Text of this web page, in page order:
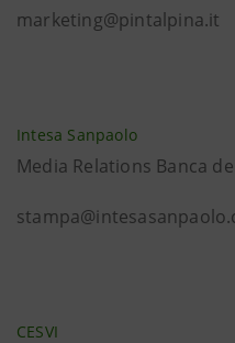
marketing@pintalpina.it
Intesa Sanpaolo
Media Relations Banca
CESVI